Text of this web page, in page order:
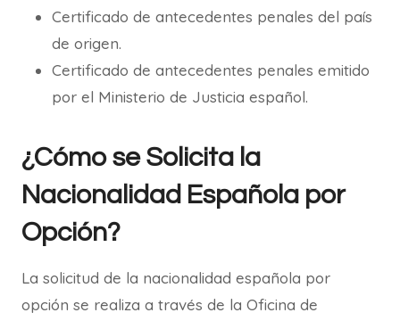
Certificado de antecedentes penales del país
de origen.
Certificado de antecedentes penales emitido
por el Ministerio de Justicia español.
¿Cómo se Solicita la
Nacionalidad Española por
Opción?
La solicitud de la nacionalidad española por
opción se realiza a través de la Oficina de